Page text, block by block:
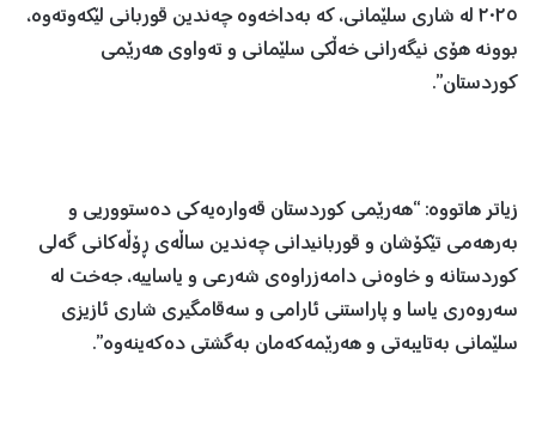
٢٠٢٥ لە شاری سلێمانی، کە بەداخەوە چەندین قوربانی لێکەوتەوە،
بوونە هۆی نیگەرانی خەڵکی سلێمانی و تەواوی هەرێمی
کوردستان”.
زیاتر هاتووە: “هەرێمی کوردستان قەوارەیەکی دەستووریی و
بەرهەمی تێکۆشان و قوربانیدانی چەندین ساڵەی ڕۆڵەکانی گەلی
کوردستانە و خاوەنی دامەزراوەی شەرعی و یاساییە، جەخت لە
سەروەری یاسا و پاراستنی ئارامی و سەقامگیری شاری ئازیزی
سلێمانی بەتایبەتی و هەرێمەکەمان بەگشتی دەکەینەوە”.